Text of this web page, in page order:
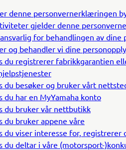
denne personvernerklæringen
gjelder denne
for behandlingen av dine
og behandler vi dine
du registrerer fabrikkgarantien
du besøker og bruker vårt
du har en MyYamaha konto
du bruker vår nettbutikk
du bruker appene våre
du viser interesse for, registrerer
du deltar i våre (motorsport-